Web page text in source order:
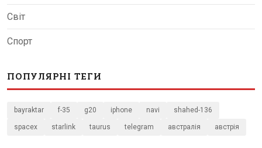
Світ
Спорт
ПОПУЛЯРНІ ТЕГИ
bayraktar f-35 g20 iphone navi shahed-136
spacex starlink taurus telegram австралія австрія